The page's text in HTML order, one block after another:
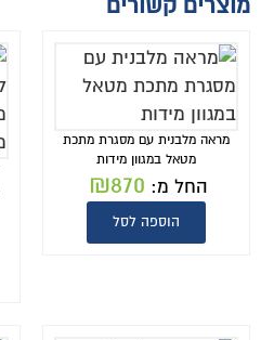
מוצרים קשורים
מראה מלבנית עם מסגרת מתכת
מטאל במגוון מידות
החל מ: ₪870
הוספה לסל